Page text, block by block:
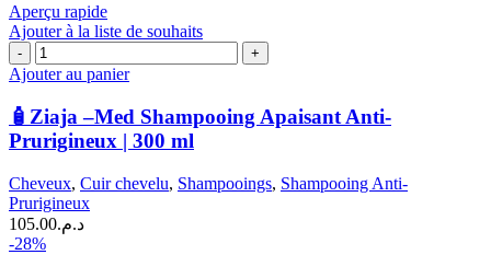
|
300
ml
Aperçu rapide
Ajouter à la liste de souhaits
quantité
de
Ziaja
–
Med
Apaisant
Anti-
Prurigineux
|
Ajouter au panier
🧴Ziaja –Med Shampooing Apaisant Anti-
Prurigineux | 300 ml
Cheveux, Cuir chevelu, Shampooings, Shampooing Anti-
Prurigineux
د.م.105.00
-28%